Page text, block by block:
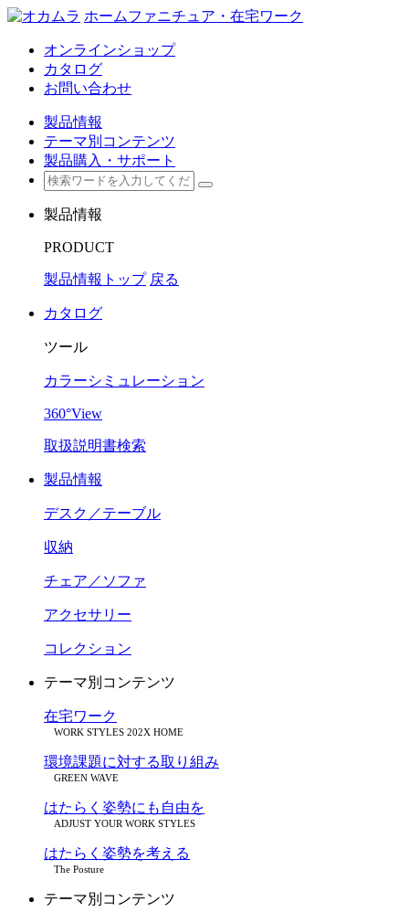
ホームファニチュア・在宅ワーク
オンラインショップ
カタログ
お問い合わせ
製品情報
テーマ別コンテンツ
製品購入・サポート
製品情報
PRODUCT
製品情報トップ 戻る
カタログ
ツール
カラーシミュレーション
360°View
取扱説明書検索
製品情報
デスク／テーブル
収納
チェア／ソファ
アクセサリー
コレクション
テーマ別コンテンツ
在宅ワーク
WORK STYLES 202X HOME
環境課題に対する取り組み
GREEN WAVE
はたらく姿勢にも自由を
ADJUST YOUR WORK STYLES
はたらく姿勢を考える
The Posture
テーマ別コンテンツ